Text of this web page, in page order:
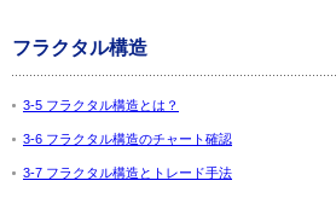
フラクタル構造
3-5 フラクタル構造とは？
3-6 フラクタル構造のチャート確認
3-7 フラクタル構造とトレード手法